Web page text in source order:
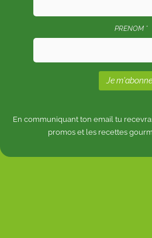
PRENOM *
En communiquant ton email tu
promos et les recettes